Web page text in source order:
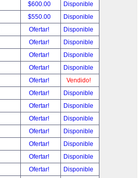
$600.00
Disponible
$550.00
Disponible
Ofertar!
Disponible
Ofertar!
Disponible
Ofertar!
Disponible
Ofertar!
Disponible
Ofertar!
Vendido!
Ofertar!
Disponible
Ofertar!
Disponible
Ofertar!
Disponible
Ofertar!
Disponible
Ofertar!
Disponible
Ofertar!
Disponible
Ofertar!
Disponible